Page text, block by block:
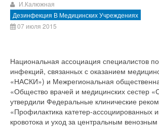
И.Калюжная
Дезинфекция В Медицинских Учреждениях
07 июля 2015
Национальная ассоциация специалистов
инфекций, связанных с оказанием
«НАСКИ») и Межрегиональная
«Общество врачей и медицинских сестер
утвердили Федеральные клинические
«Профилактика катетер-ассоциированных
кровотока и уход за центральным